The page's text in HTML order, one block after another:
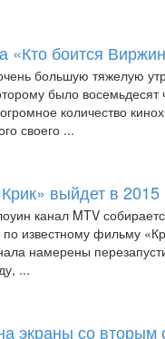
«Кто боится
большую тяжелую
было восемьдесят
количество
своего ...
выйдет в 2015
канал MTV
по известному фильму
намерены
...
экраны со вторым